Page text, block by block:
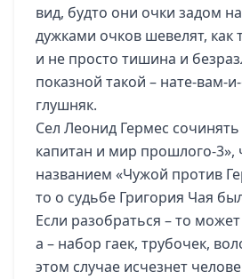
вид, будто они очки задом
дужками очков шевелят, как
и не просто тишина и
показной такой – нате-вам-
глушняк.
Сел Леонид Гермес
капитан и мир прошлого-3»,
названием «Чужой против
то о судьбе Григория Чая
Если разобраться – то
а – набор гаек, трубочек,
этом случае исчезнет